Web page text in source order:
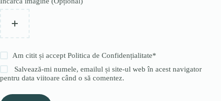
Am citit și acceptPolitica de Confidențialitate*
Salvează-mi numele, emailul și site-ul web în acest navigator
pentru data viitoare când o să comentez.